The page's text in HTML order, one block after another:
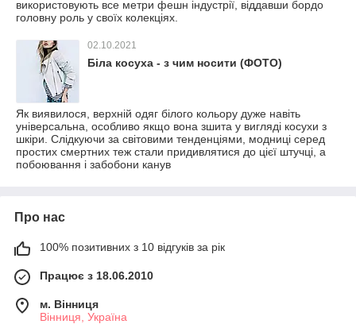
використовують все метри фешн індустрії, віддавши бордо
головну роль у своїх колекціях.
02.10.2021
Біла косуха - з чим носити (ФОТО)
Як виявилося, верхній одяг білого кольору дуже навіть
універсальна, особливо якщо вона зшита у вигляді косухи з
шкіри. Слідкуючи за світовими тенденціями, модниці серед
простих смертних теж стали придивлятися до цієї штучці, а
побоювання і забобони канув
Про нас
100% позитивних з 10 відгуків за рік
Працює з 18.06.2010
м. Вінниця
Вінниця, Україна